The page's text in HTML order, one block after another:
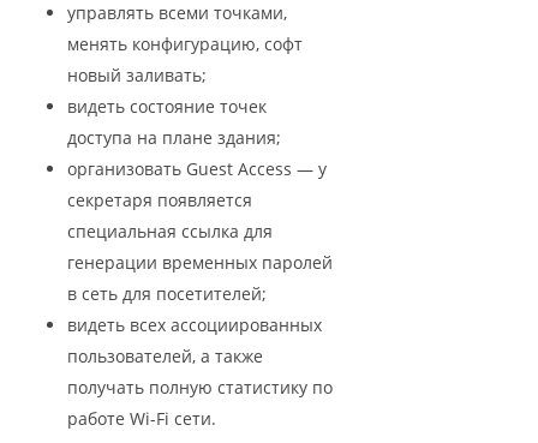
управлять всеми точками,
менять конфигурацию, софт
новый заливать;
видеть состояние точек
доступа на плане здания;
организовать Guest Access — у
секретаря появляется
специальная ссылка для
генерации временных паролей
в сеть для посетителей;
видеть всех ассоциированных
пользователей, а также
получать полную статистику по
работе Wi-Fi сети.